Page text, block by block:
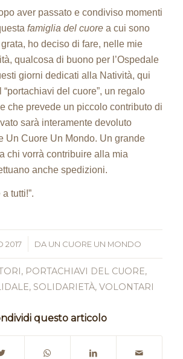
aver passato e condiviso momenti
famiglia del cuorea cui sono
ho deciso di fare, nelle mie
qualcosa di buono per l’Ospedale
giorni dedicati alla Natività, qui
“portachiavi del cuore”, un regalo
che prevede un piccolo contributo di
sarà interamente devoluto
Un Cuore Un Mondo. Un grande
chi vorrà contribuire alla mia
anche spedizioni.
tutti!”.
2017 DA UN CUORE UN MONDO
, PORTACHIAVI DEL CUORE,
, SOLIDARIETÀ, VOLONTARI
questo articolo